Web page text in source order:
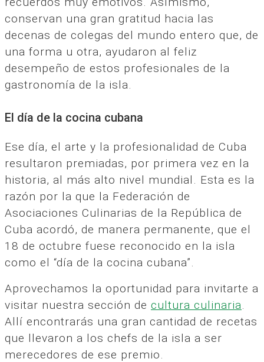
conservan una gran gratitud hacia las
decenas de colegas del mundo entero que, de
una forma u otra, ayudaron al feliz
desempeño de estos profesionales de la
gastronomía de la isla.
El día de la cocina cubana
Ese día, el arte y la profesionalidad de Cuba
resultaron premiadas, por primera vez en la
historia, al más alto nivel mundial. Esta es la
razón por la que la Federación de
Asociaciones Culinarias de la República de
Cuba acordó, de manera permanente, que el
18 de octubre fuese reconocido en la isla
como el “día de la cocina cubana”.
Aprovechamos la oportunidad para invitarte a
visitar nuestra sección de cultura culinaria
Allí encontrarás una gran cantidad de recetas
que llevaron a los chefs de la isla a ser
merecedores de ese premio.